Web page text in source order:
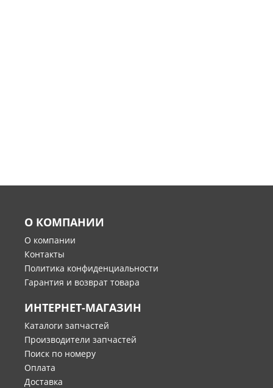
О КОМПАНИИ
О компании
Контакты
Политика конфиденциальности
Гарантия и возврат товара
ИНТЕРНЕТ-МАГАЗИН
Каталоги запчастей
Производители запчастей
Поиск по номеру
Оплата
Доставка